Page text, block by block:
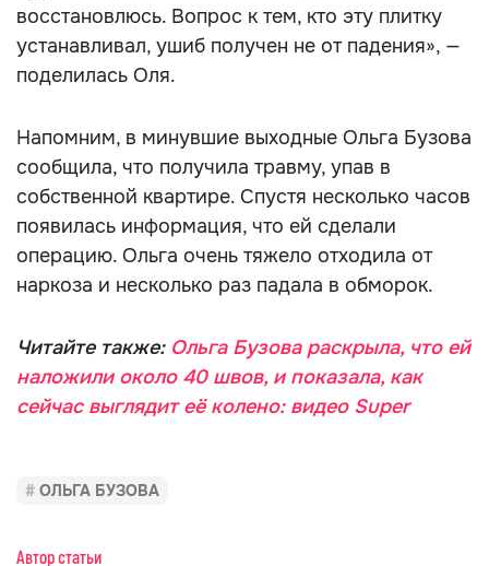
восстановлюсь. Вопрос к тем, кто эту плитку
устанавливал, ушиб получен не от падения», —
поделилась Оля.
Напомним, в минувшие выходные Ольга Бузова
сообщила, что получила травму, упав в
собственной квартире. Спустя несколько часов
появилась информация, что ей сделали
операцию. Ольга очень тяжело отходила от
наркоза и несколько раз падала в обморок.
Читайте также: Ольга Бузова раскрыла, что ей
наложили около 40 швов, и показала, как
сейчас выглядит её колено: видео Super
ОЛЬГА БУЗОВА
Автор статьи